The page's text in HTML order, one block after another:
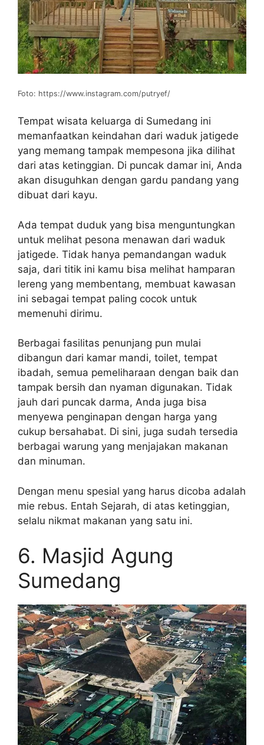
Foto: https://www.instagram.com/putryef/
Tempat wisata keluarga di Sumedang ini
memanfaatkan keindahan dari waduk jatigede
yang memang tampak mempesona jika dilihat
dari atas ketinggian. Di puncak damar ini, Anda
akan disuguhkan dengan gardu pandang yang
dibuat dari kayu.
Ada tempat duduk yang bisa menguntungkan
untuk melihat pesona menawan dari waduk
jatigede. Tidak hanya pemandangan waduk
saja, dari titik ini kamu bisa melihat hamparan
lereng yang membentang, membuat kawasan
ini sebagai tempat paling cocok untuk
memenuhi dirimu.
Berbagai fasilitas penunjang pun mulai
dibangun dari kamar mandi, toilet, tempat
ibadah, semua pemeliharaan dengan baik dan
tampak bersih dan nyaman digunakan. Tidak
jauh dari puncak darma, Anda juga bisa
menyewa penginapan dengan harga yang
cukup bersahabat. Di sini, juga sudah tersedia
berbagai warung yang menjajakan makanan
dan minuman.
Dengan menu spesial yang harus dicoba adalah
mie rebus. Entah Sejarah, di atas ketinggian,
selalu nikmat makanan yang satu ini.
6. Masjid Agung
Sumedang